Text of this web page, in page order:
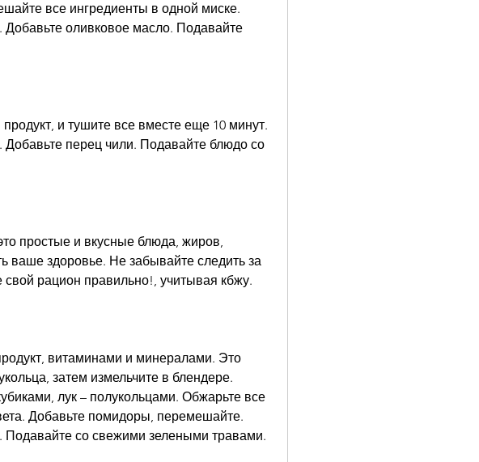
все ингредиенты в одной миске.
Добавьте оливковое масло. Подавайте
и тушите все вместе еще 10 минут.
Добавьте перец чили. Подавайте блюдо со
простые и вкусные блюда, жиров,
ваше здоровье. Не забывайте следить за
свой рацион правильно!, учитывая кбжу.
витаминами и минералами. Это
затем измельчите в блендере.
лук – полукольцами. Обжарьте все
Добавьте помидоры, перемешайте.
Подавайте со свежими зелеными травами.